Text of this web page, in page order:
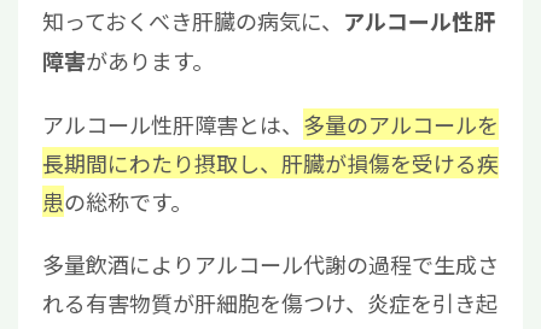
知っておくべき肝臓の病気に、 アルコール性肝
障害があります。
アルコール性肝障害とは、 多量のアルコールを
長期間にわたり摂取し、肝臓が損傷を受ける疾
患の総称です。
多量飲酒によりアルコール代謝の過程で生成さ
れる有害物質が肝細胞を傷つけ、炎症を引き起